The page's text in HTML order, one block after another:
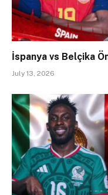
İspanya vs Belçika
July 13, 2026